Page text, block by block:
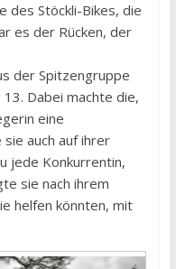
des Stöckli-Bikes, die
es der Rücken, der
der Spitzengruppe
Dabei machte die,
eine
auch auf ihrer
jede Konkurrentin,
sie nach ihrem
helfen könnten, mit